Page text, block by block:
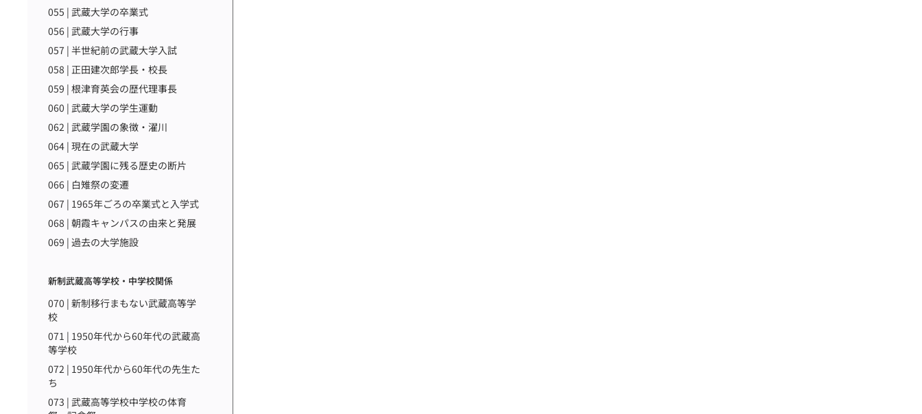
055 | 武蔵大学の卒業式
056 | 武蔵大学の行事
057 | 半世紀前の武蔵大学入試
058 | 正田建次郎学長・校長
059 | 根津育英会の歴代理事長
060 | 武蔵大学の学生運動
062 | 武蔵学園の象徴・濯川
064 | 現在の武蔵大学
065 | 武蔵学園に残る歴史の断片
066 | 白雉祭の変遷
067 | 1965年ごろの卒業式と入学式
068 | 朝霞キャンパスの由来と発展
069 | 過去の大学施設
新制武蔵高等学校・中学校関係
070 | 新制移行まもない武蔵高等学
校
071 | 1950年代から60年代の武蔵高
等学校
072 | 1950年代から60年代の先生た
ち
073 | 武蔵高等学校中学校の体育